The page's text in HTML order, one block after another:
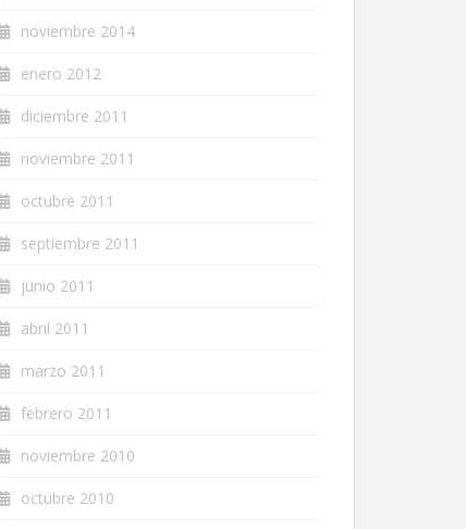
noviembre 2014
enero 2012
diciembre 2011
noviembre 2011
octubre 2011
septiembre 2011
junio 2011
abril 2011
marzo 2011
febrero 2011
noviembre 2010
octubre 2010